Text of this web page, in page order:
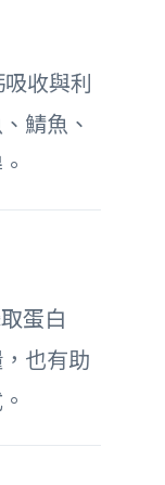
收與利
鯖魚、
蛋白
也有助